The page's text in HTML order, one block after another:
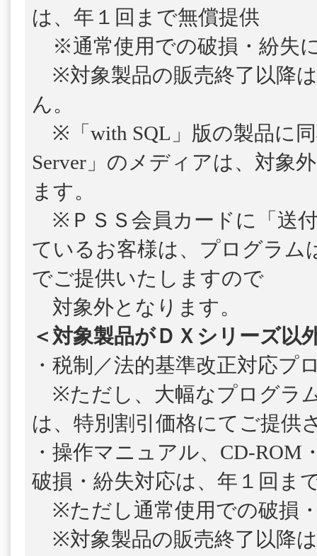
は、年１回まで無償提供
※通常使用での破損・紛失
※対象製品の販売終了以降
ん。
※「with SQL」版の製品に
Server」のメディアは、対象
ます。
※ＰＳＳ会員カードに「送
ているお客様は、プログラム
でご提供いたしますので
対象外となります。
＜対象製品がＤＸシリーズ以
・税制／法的基準改正対応プ
※ただし、大幅なプログラ
は、特別割引価格にてご提供
・操作マニュアル、CD-ROM
破損・紛失対応は、年１回ま
※ただし通常使用での破損
※対象製品の販売終了以降